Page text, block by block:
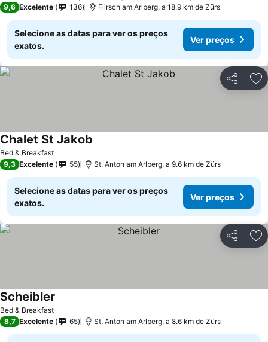
9,6 Excelente 136 Flirsch am Arlberg, a 18.9 km de Zürs
Selecione as datas para ver os preços
exatos.
Ver preços
Partilhar
Bed & Breakfast
Chalet St Jakob
9,3 Excelente 55 St. Anton am Arlberg, a 9.6 km de Zürs
Selecione as datas para ver os preços
exatos.
Ver preços
Partilhar
Bed & Breakfast
Scheibler
8,7 Excelente 65 St. Anton am Arlberg, a 8.6 km de Zürs